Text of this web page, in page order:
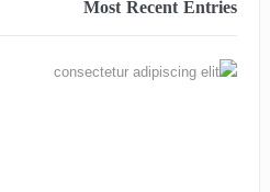
Most Recent Entries